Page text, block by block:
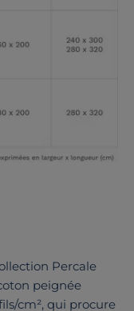
Percale
peignée
cm², qui procure